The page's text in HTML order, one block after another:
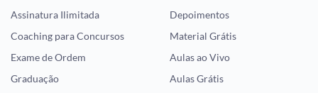
Assinatura Ilimitada
Coaching para Concursos
Exame de Ordem
Graduação
Depoimentos
Material Grátis
Aulas ao Vivo
Aulas Grátis